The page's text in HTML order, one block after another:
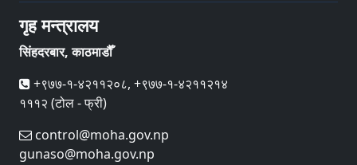
गृह मन्त्रालय
सिंहदरबार, काठमाडौँ
+९७७-१-४२११२०८, +९७७-१-४२११२१४
१११२ (टोल - फ्री)
control@moha.gov.np
gunaso@moha.gov.np